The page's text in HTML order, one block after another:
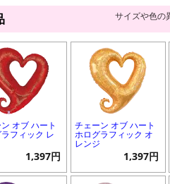
サイズや色の
オブ ハート
フィック レ
1,397円
チェーン オブ ハート
ホログラフィック オ
レンジ
1,397円